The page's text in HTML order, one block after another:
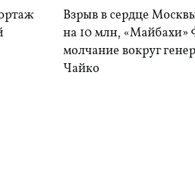
Взрыв в сердце
на 10 млн,
молчание вокруг
Чайко